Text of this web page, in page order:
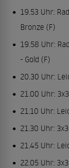
19.53 Uhr:
Bronze (F)
19.58 Uhr:
- Gold (F)
20.30 Uhr:
21.00 Uhr:
21.10 Uhr:
21.30 Uhr:
21.45 Uhr:
22.05 Uhr: